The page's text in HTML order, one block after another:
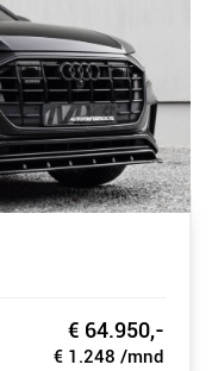
€ 64.950,-
€ 1.248 /mnd